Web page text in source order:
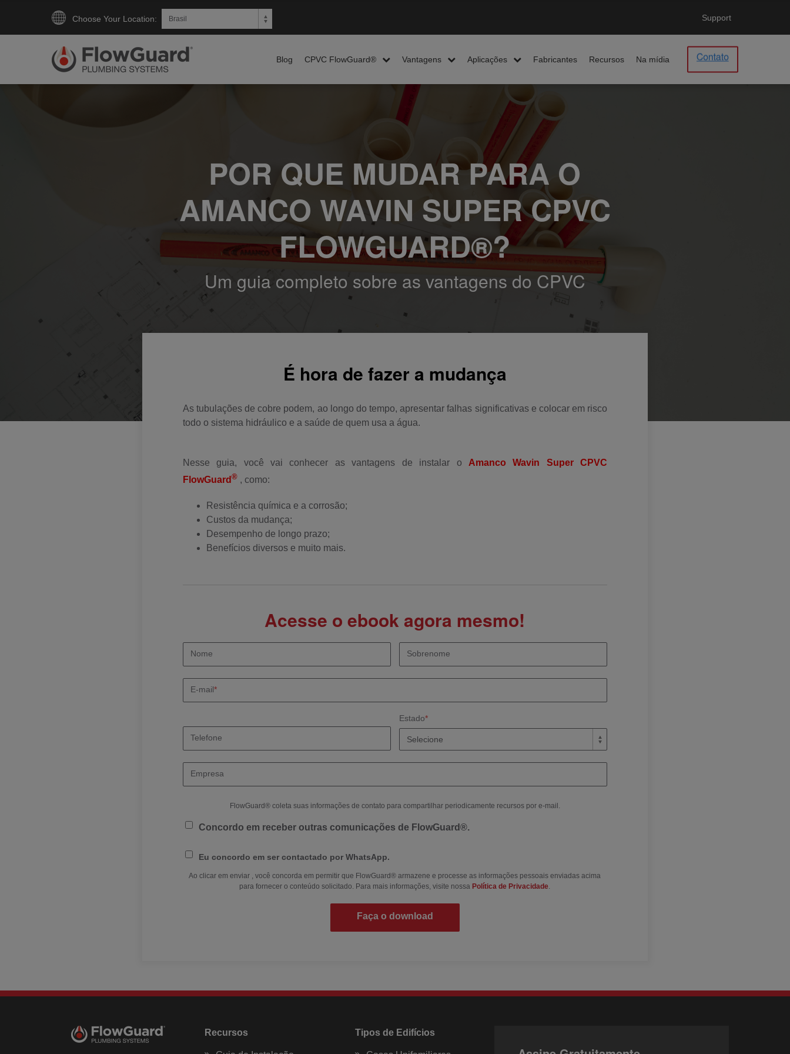
Choose Your Location: Support
Blog CPVC FlowGuard® Vantagens Aplicações Fabricantes Recursos Na mídia
POR QUE MUDAR PARA O
AMANCO WAVIN SUPER CPVC
FLOWGUARD®?
Um guia completo sobre as vantagens do CPVC
É hora de fazer a mudança
As tubulações de cobre podem, ao longo do tempo, apresentar falhas significativas e colocar em risco
todo o sistema hidráulico e a saúde de quem usa a água.
Nesse guia, você vai conhecer as vantagens de instalar o Amanco Wavin Super CPVC
FlowGuard ® , como:
Resistência química e a corrosão;
Custos da mudança;
Desempenho de longo prazo;
Benefícios diversos e muito mais.
Acesse o ebook agora mesmo!
Nome Sobrenome
E-mail*
Telefone
Estado*
Empresa
FlowGuard® coleta suas informações de contato para compartilhar periodicamente recursos por e-mail.
Concordo em receber outras comunicações de FlowGuard®.
Eu concordo em ser contactado por WhatsApp.
Ao clicar em enviar , você concorda em permitir que FlowGuard® armazene e processe as informações pessoais enviadas acima
para fornecer o conteúdo solicitado. Para mais informações, visite nossa Política de Privacidade.
Recursos Tipos de Edifícios